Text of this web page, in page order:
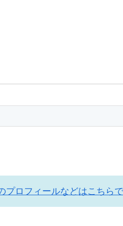
プロフィールなどはこちら